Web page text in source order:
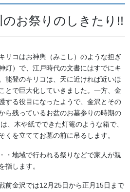
祭りの際に神社仏閣に掲げる幕
は綿や絹製、ポリエステルのも
のなどが揃っています。のれん
は基本的に別誂えです。本染め
と昇華転写方式で様々なサイズ
があります。
お祭りのしきたり!!
リコはお神輿（みこし）のような担ぎ
灯）で、江戸時代の文書にはすでにキ
能登のキリコは、天に近ければ近いほ
とで巨大化していきました。一方、金
する役目になったようで、金沢とその
ら残っているお盆のお墓参りの時期の
、木や紙でできた灯篭のような箱で、
くを立ててお墓の前に吊るします。
・地域で行われる祭りなどで家人が親
指します。
前金沢では12月25日から正月15日まで